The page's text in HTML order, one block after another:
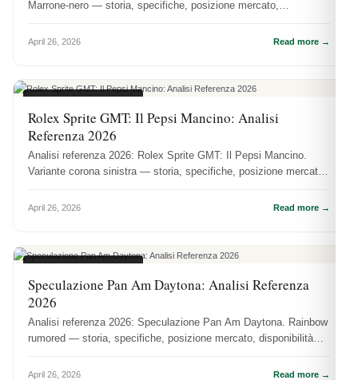
Marrone-nero — storia, specifiche, posizione mercato,
April 26, 2026 Read more →
Rolex Sprite GMT: Il Pepsi Mancino: Analisi
Referenza 2026
Analisi referenza 2026: Rolex Sprite GMT: Il Pepsi Mancino.
Variante corona sinistra — storia, specifiche, posizione mercato,
April 26, 2026 Read more →
Speculazione Pan Am Daytona: Analisi Referenza
2026
Analisi referenza 2026: Speculazione Pan Am Daytona. Rainbow
rumored — storia, specifiche, posizione mercato, disponibilità
April 26, 2026 Read more →